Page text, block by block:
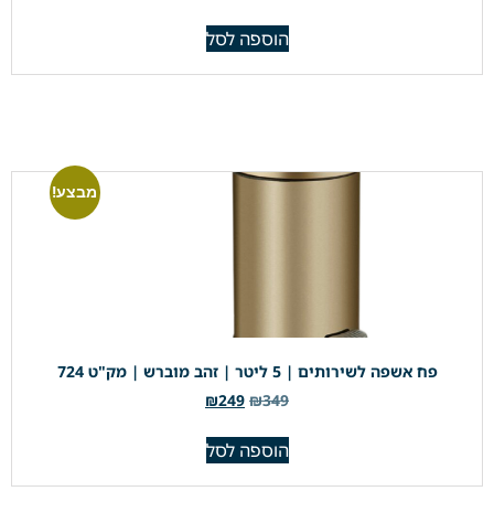
הוספה לסל
מבצע!
פח אשפה לשירותים | 5 ליטר | זהב מוברש | מק"ט 724
₪349
₪249
הוספה לסל